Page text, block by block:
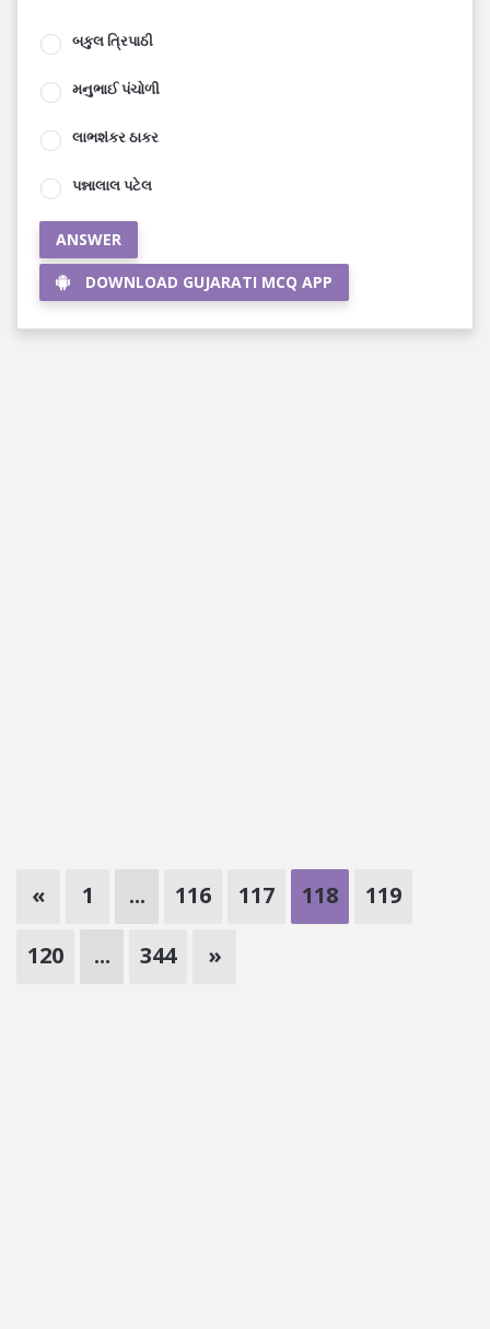
બકુલ ત્રિપાઠી
મનુભાઈ પંચોળી
લાભશંકર ઠાકર
પન્નાલાલ પટેલ
ANSWER
DOWNLOAD GUJARATI MCQ APP
« 1 ... 116 117 118 119
120 ... 344 »